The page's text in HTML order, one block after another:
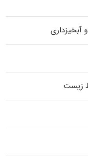
آبخیزداری
زیست